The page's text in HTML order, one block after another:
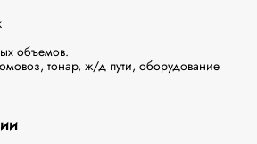
объемов.
тонар, ж/д пути, оборудование